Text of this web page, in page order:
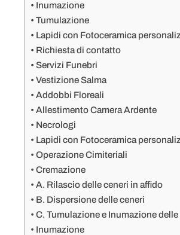
Inumazione
Tumulazione
Lapidi con Fotoceramica
Richiesta di contatto
Servizi Funebri
Vestizione Salma
Addobbi Floreali
Allestimento Camera Ardente
Necrologi
Lapidi con Fotoceramica
Operazione Cimiteriali
Cremazione
A. Rilascio delle ceneri in affido
B. Dispersione delle ceneri
C. Tumulazione e Inumazione delle
Inumazione